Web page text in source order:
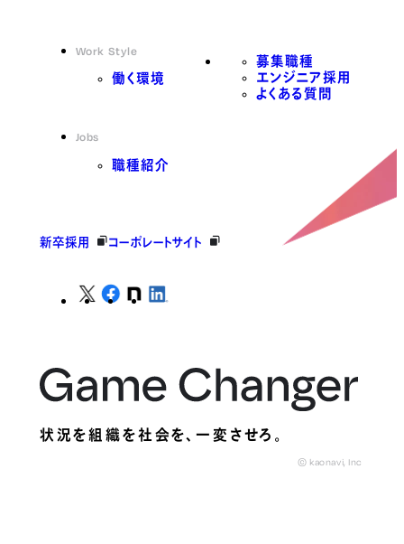
Work Style
働く環境
Jobs
職種紹介
募集職種
エンジニア採用
よくある質問
新卒採用 コーポレートサイト
状況を組織を社会を、一変させろ。
© kaonavi, Inc